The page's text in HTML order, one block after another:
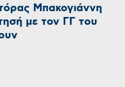
Μπακογιάννη
με τον ΓΓ του